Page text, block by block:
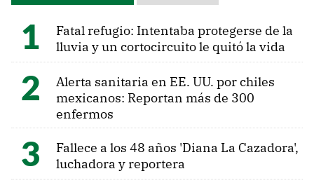
Fatal refugio: Intentaba protegerse de la
lluvia y un cortocircuito le quitó la vida
Alerta sanitaria en EE. UU. por chiles
mexicanos: Reportan más de 300
enfermos
Fallece a los 48 años 'Diana La Cazadora',
luchadora y reportera